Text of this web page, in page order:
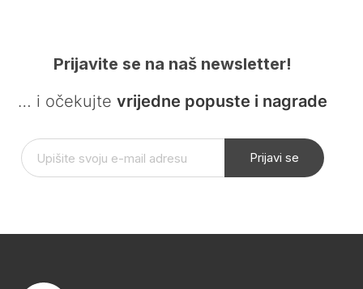
Prijavite se na naš newsletter!
… i očekujte vrijedne popuste i nagrade
Prijavi se